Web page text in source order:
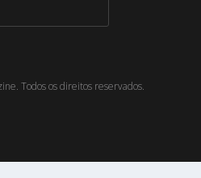
Todos os direitos reservados.